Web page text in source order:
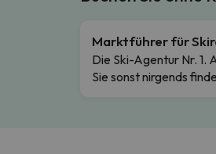
Marktführer für
Die Ski-Agentur Nr. 1.
Sie sonst nirgends